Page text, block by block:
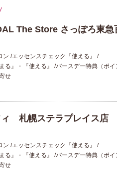
The Store さっぽろ東急
ン エッセンスチェック『使える』
る』・『使える』
バースデー特典（ポイ
せ
ィ 札幌ステラプレイス店
ン エッセンスチェック『使える』
る』・『使える』
バースデー特典（ポイ
せ